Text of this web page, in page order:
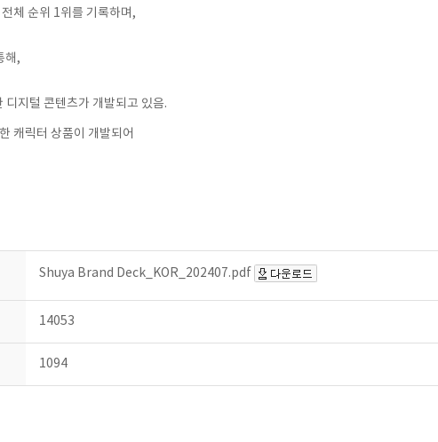
체 순위 1위를 기록하며,
해,
지털 콘텐츠가 개발되고 있음.
캐릭터 상품이 개발되어
Shuya Brand Deck_KOR_202407.pdf
14053
1094